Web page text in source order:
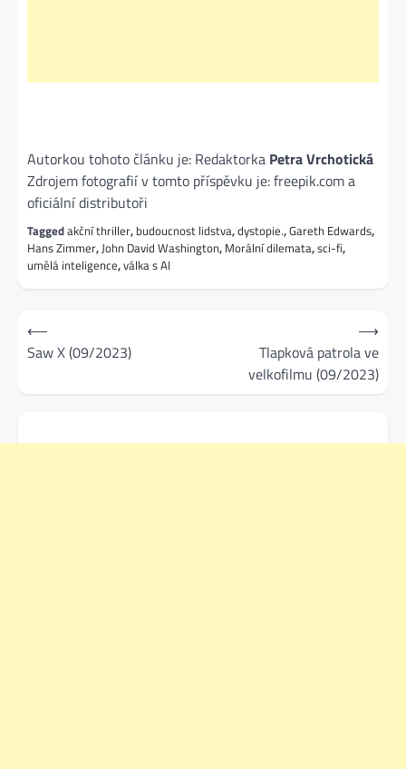
Autorkou tohoto článku je: Redaktorka Petra Vrchotická
Zdrojem fotografií v tomto příspěvku je: freepik.com a
oficiální distributoři
Taggedakční thriller, budoucnost lidstva,dystopie.,Gareth Edwards,
Hans Zimmer, John David Washington, Morální dilemata,sci-fi,
umělá inteligence,válka s AI
Navigace
pro
⟵
Saw X (09/2023)
Tlapková patrola ve
velkofilmu (09/2023)
⟶